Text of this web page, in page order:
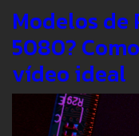
Modelos de
5080?
vídeo ideal